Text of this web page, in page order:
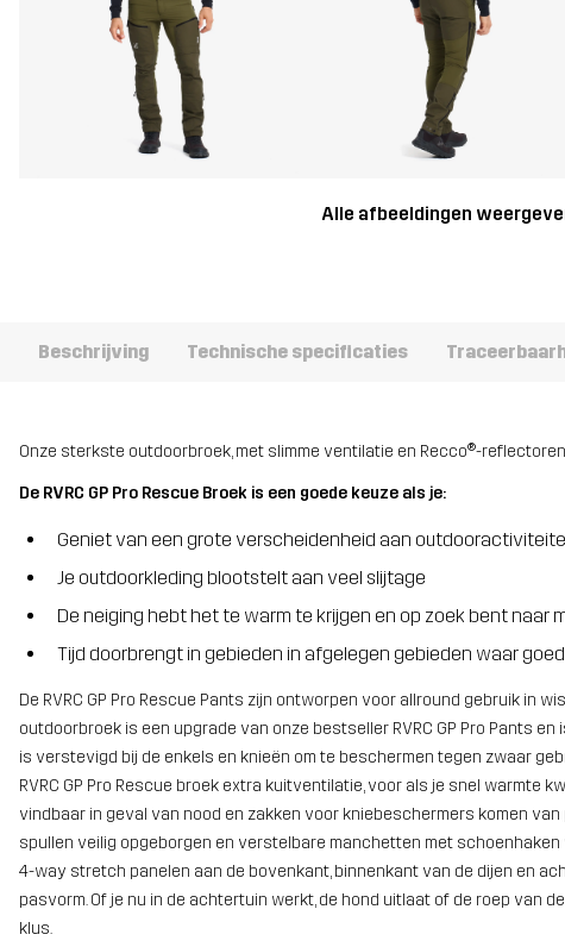
Alle afbeeldingen
Beschrijving Technische specificaties
Onze sterkste outdoorbroek, met slimme ventilatie en Recco®-
De RVRC GP Pro Rescue Broek is een goede keuze als je:
Geniet van een grote verscheidenheid aan
Je outdoorkleding blootstelt aan veel slijtage
De neiging hebt het te warm te krijgen en op zoek bent naar
Tijd doorbrengt in gebieden in afgelegen gebieden waar
De RVRC GP Pro Rescue Pants zijn ontworpen voor allround gebruik in
outdoorbroek is een upgrade van onze bestseller RVRC GP Pro Pants
is verstevigd bij de enkels en knieën om te beschermen tegen zwaar
RVRC GP Pro Rescue broek extra kuitventilatie, voor als je snel warmte
vindbaar in geval van nood en zakken voor kniebeschermers komen
spullen veilig opgeborgen en verstelbare manchetten met schoenhaken
4-way stretch panelen aan de bovenkant, binnenkant van de dijen en
pasvorm. Of je nu in de achtertuin werkt, de hond uitlaat of de roep van
klus.